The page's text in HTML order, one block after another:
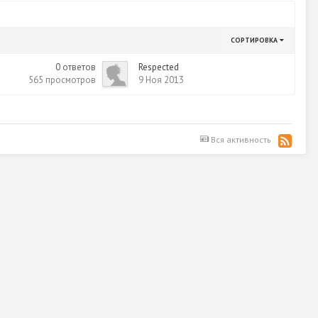
СОРТИРОВКА
0 ответов
565 просмотров
Respected
9 Ноя 2013
Вся активность